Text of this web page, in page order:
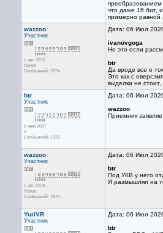
что даже 16 бит,
примерно равной
wazzoo
Участник
с авг 2016
Псков
Сообщений: 7674
Дата: 06 Июл
ivanovgoga
Но это если
btr
Да вроде все о
Это как с
выделки не
btr
Участник
с июн 2007
1
Сообщений: 1926
Дата: 06 Июл
wazzoo
Приемник
wazzoo
Участник
с авг 2016
Псков
Сообщений: 7674
Дата: 06 Июл
btr
Под УКВ у него
Я размышлял на
YuriVR
Участник
Дата: 06 Июл
btr